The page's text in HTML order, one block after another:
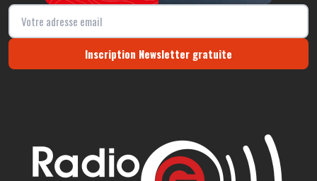
Inscription Newsletter gratuite